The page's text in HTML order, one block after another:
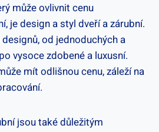
může ovlivnit cenu
je design a styl dveří a zárubní.
od jednoduchých a
vysoce zdobené a luxusní.
mít odlišnou cenu, záleží na
jsou také důležitým